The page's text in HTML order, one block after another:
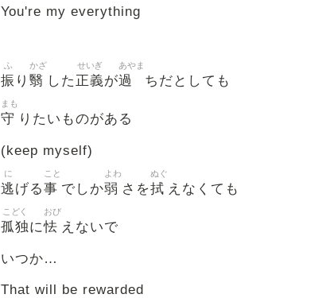
You're my everything
振
ふ
り 翳
かざ
した 正義
せいぎ
が過
あやま
ちだとしても
守
まも
りたいものがある
(keep myself)
逃
に
げる事
こと
でしか弱
よわ
さを拭
ぬぐ
えなくても
孤独
こどく
に怯
おび
えないで
いつか…
That will be rewarded